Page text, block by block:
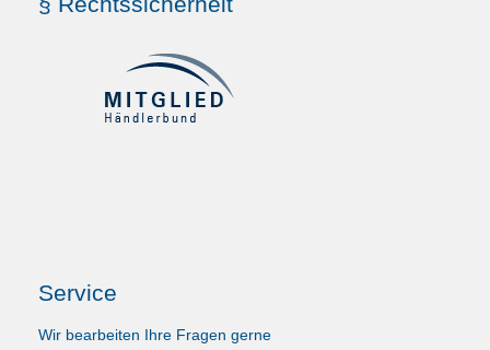
Service
Wir bearbeiten Ihre Fragen gerne